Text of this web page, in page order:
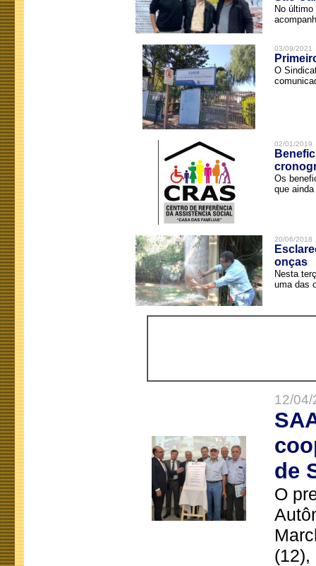
No
03/09/2021
O
02/01/2019
Os
que
20/06/2018
onças
Nesta
uma das
12/
de
O
(12),